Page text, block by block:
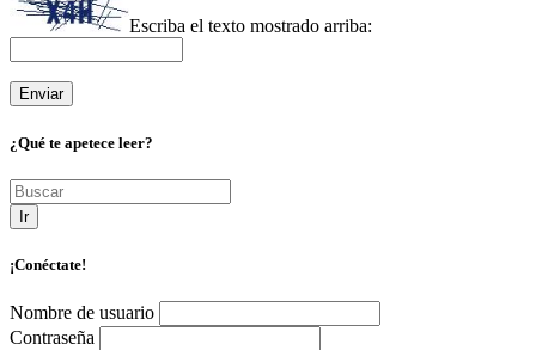
Escriba el texto mostrado arriba:
¿Qué te apetece leer?
Ir
¡Conéctate!
Nombre de usuario
Contraseña